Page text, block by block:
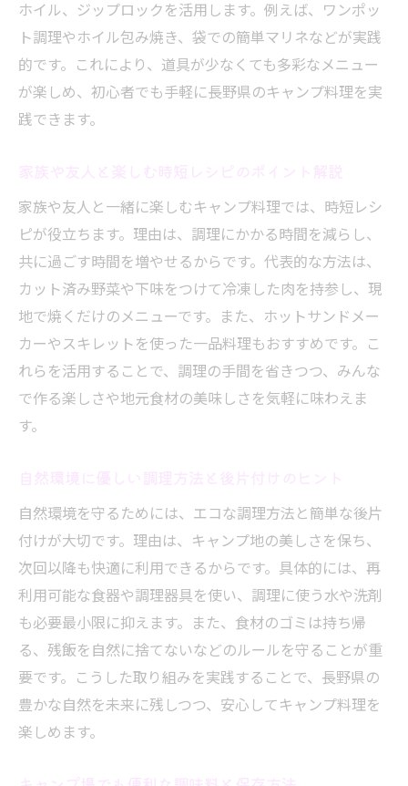
ホイル、ジップロックを活用します。例えば、ワンポッ
ト調理やホイル包み焼き、袋での簡単マリネなどが実践
的です。これにより、道具が少なくても多彩なメニュー
が楽しめ、初心者でも手軽に長野県のキャンプ料理を実
践できます。
家族や友人と一緒に楽しむキャンプ料理では、時短レシ
ピが役立ちます。理由は、調理にかかる時間を減らし、
共に過ごす時間を増やせるからです。代表的な方法は、
カット済み野菜や下味をつけて冷凍した肉を持参し、現
地で焼くだけのメニューです。また、ホットサンドメー
カーやスキレットを使った一品料理もおすすめです。こ
れらを活用することで、調理の手間を省きつつ、みんな
で作る楽しさや地元食材の美味しさを気軽に味わえま
す。
自然環境を守るためには、エコな調理方法と簡単な後片
付けが大切です。理由は、キャンプ地の美しさを保ち、
次回以降も快適に利用できるからです。具体的には、再
利用可能な食器や調理器具を使い、調理に使う水や洗剤
も必要最小限に抑えます。また、食材のゴミは持ち帰
る、残飯を自然に捨てないなどのルールを守ることが重
要です。こうした取り組みを実践することで、長野県の
豊かな自然を未来に残しつつ、安心してキャンプ料理を
楽しめます。